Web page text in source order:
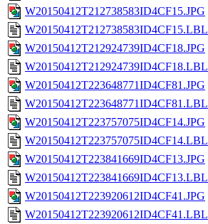
W20150412T212738583ID4CF15.JPG
W20150412T212738583ID4CF15.LBL
W20150412T212924739ID4CF18.JPG
W20150412T212924739ID4CF18.LBL
W20150412T223648771ID4CF81.JPG
W20150412T223648771ID4CF81.LBL
W20150412T223757075ID4CF14.JPG
W20150412T223757075ID4CF14.LBL
W20150412T223841669ID4CF13.JPG
W20150412T223841669ID4CF13.LBL
W20150412T223920612ID4CF41.JPG
W20150412T223920612ID4CF41.LBL